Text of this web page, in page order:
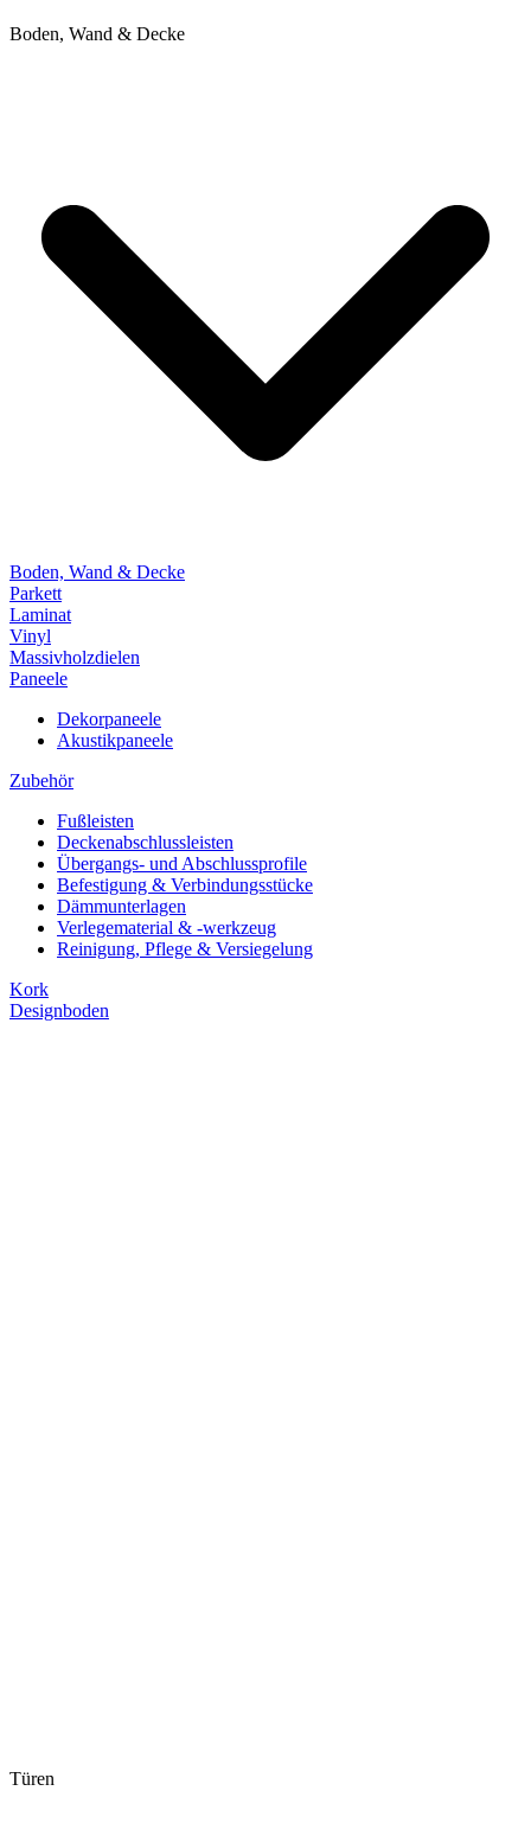
Boden, Wand & Decke
Boden, Wand & Decke
Parkett
Laminat
Vinyl
Massivholzdielen
Paneele
Dekorpaneele
Akustikpaneele
Zubehör
Fußleisten
Deckenabschlussleisten
Übergangs- und Abschlussprofile
Befestigung & Verbindungsstücke
Dämmunterlagen
Verlegematerial & -werkzeug
Reinigung, Pflege & Versiegelung
Kork
Designboden
Türen